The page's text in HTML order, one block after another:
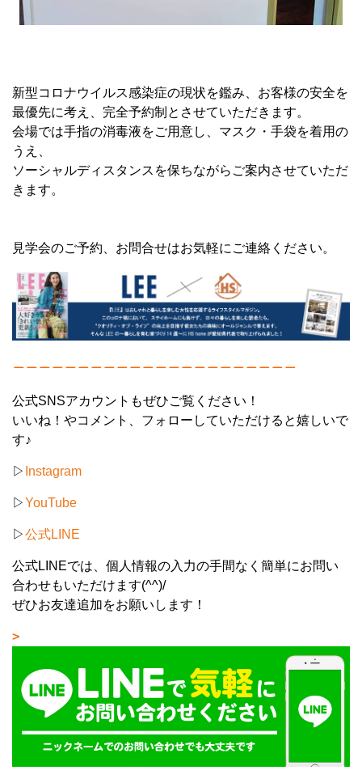
新型コロナウイルス感染症の現状を鑑み、お客様の安全を
最優先に考え、完全予約制とさせていただきます。
会場では手指の消毒液をご用意し、マスク・手袋を着用の
うえ、
ソーシャルディスタンスを保ちながらご案内させていただ
きます。
見学会のご予約、お問合せはお気軽にご連絡ください。
公式SNSアカウントもぜひご覧ください！
いいね！やコメント、フォローしていただけると嬉しいで
す♪
▷ Instagram
▷YouTube
▷公式LINE
公式LINEでは、個人情報の入力の手間なく簡単にお問い
合わせもいただけます(^^)/
ぜひお友達追加をお願いします！